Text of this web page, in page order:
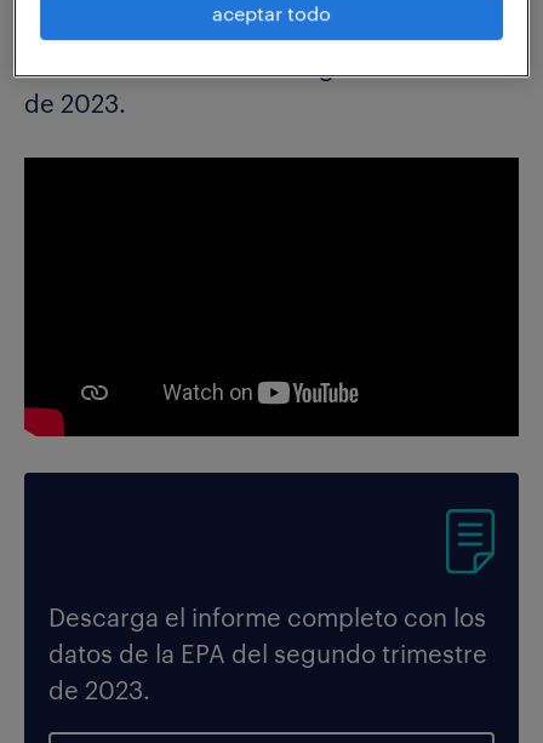
¿Qué nos dice la EPA el mercado laboral?
de 2023.
Descarga el informe completo con los
datos de la EPA del segundo trimestre
de 2023.
aceptar todo